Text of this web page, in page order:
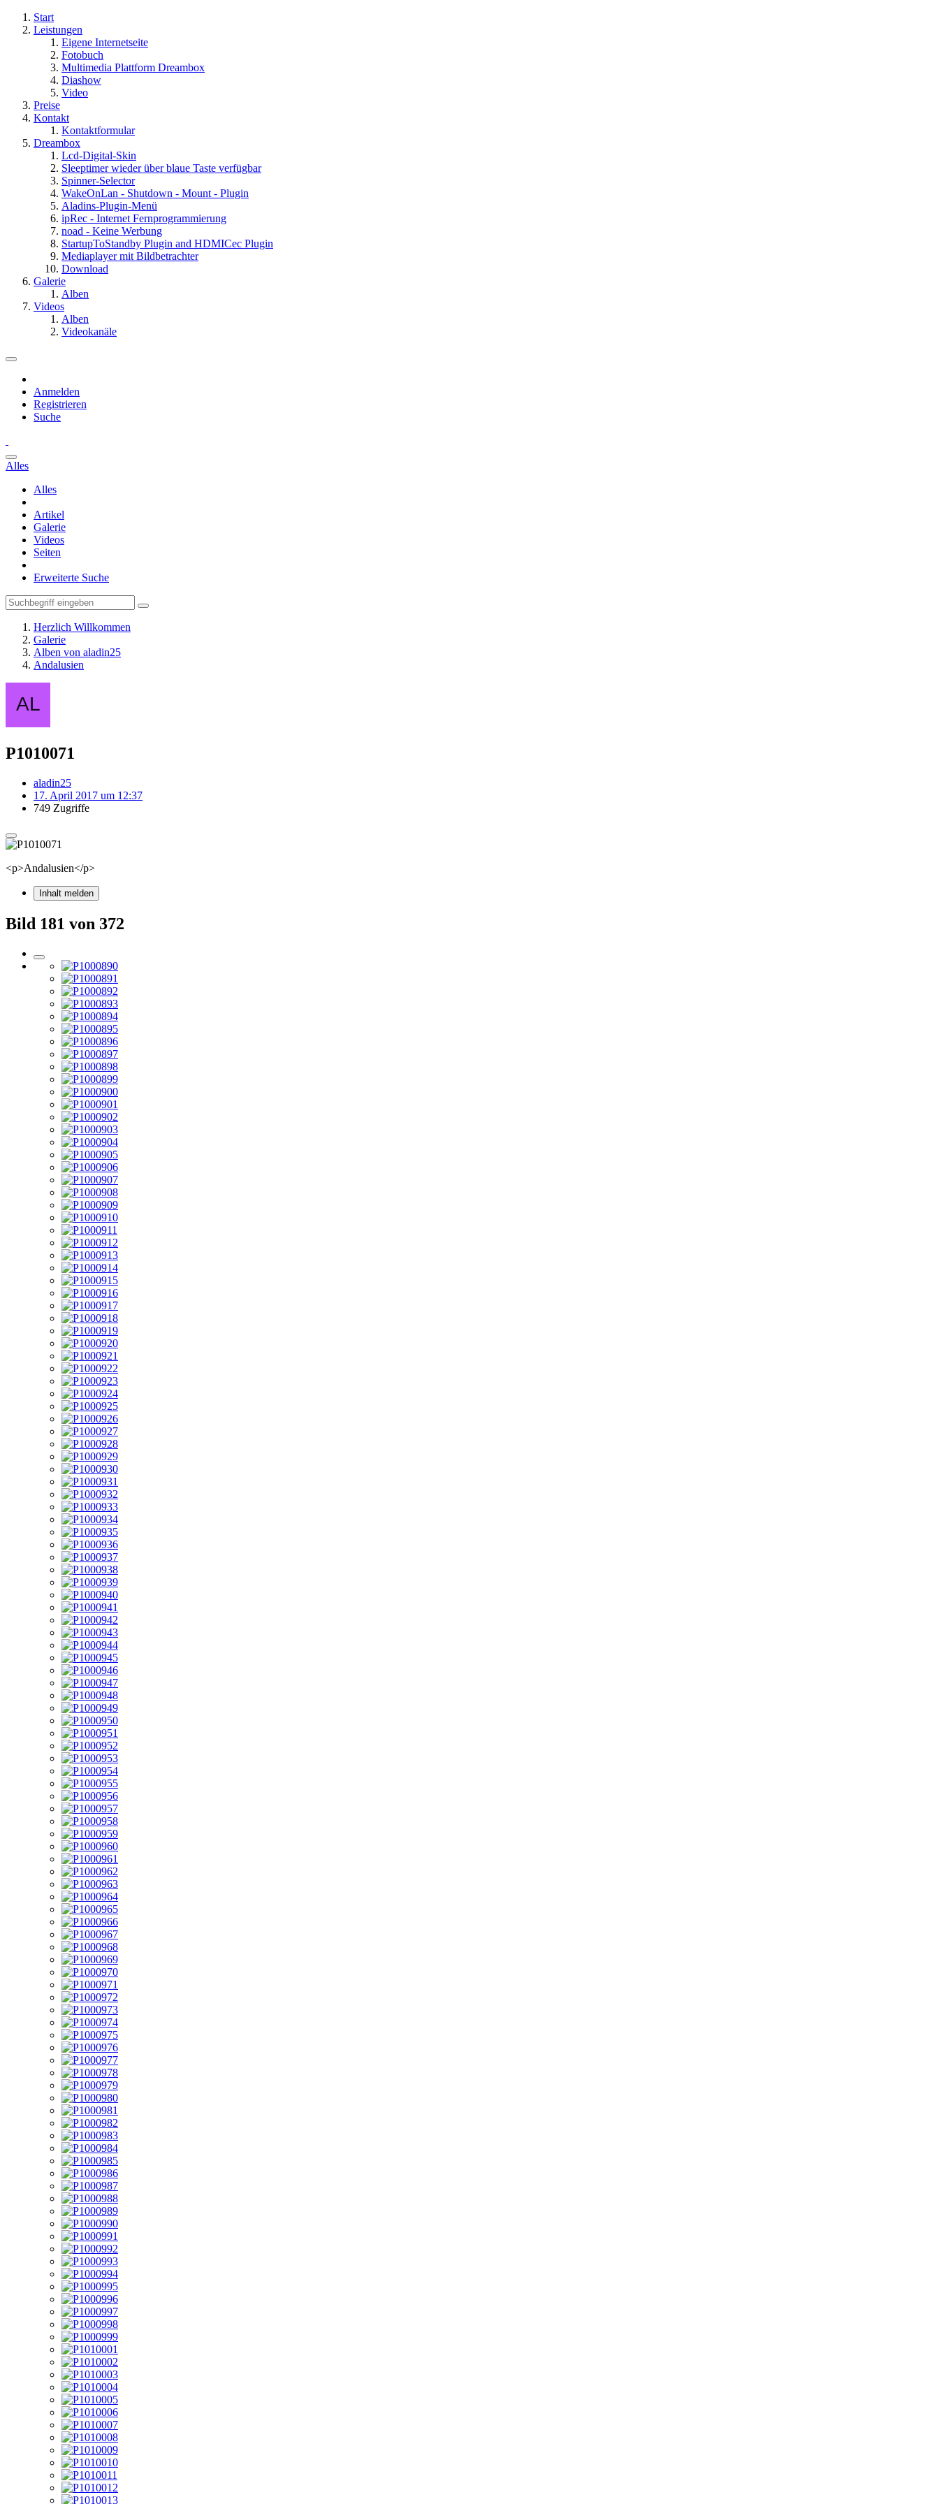
Start
Leistungen
Eigene Internetseite
Fotobuch
Multimedia Plattform Dreambox
Diashow
Video
Preise
Kontakt
Kontaktformular
Dreambox
Lcd-Digital-Skin
Sleeptimer wieder über blaue Taste verfügbar
Spinner-Selector
WakeOnLan - Shutdown - Mount - Plugin
Aladins-Plugin-Menü
ipRec - Internet Fernprogrammierung
noad - Keine Werbung
StartupToStandby Plugin and HDMICec Plugin
Mediaplayer mit Bildbetrachter
Download
Galerie
Alben
Videos
Alben
Videokanäle
Anmelden
Registrieren
Suche
Alles
Alles
Artikel
Galerie
Videos
Seiten
Erweiterte Suche
Herzlich Willkommen
Galerie
Alben von aladin25
Andalusien
P1010071
aladin25
17. April 2017 um 12:37
749 Zugriffe
<p>Andalusien</p>
Inhalt melden
Bild 181 von 372